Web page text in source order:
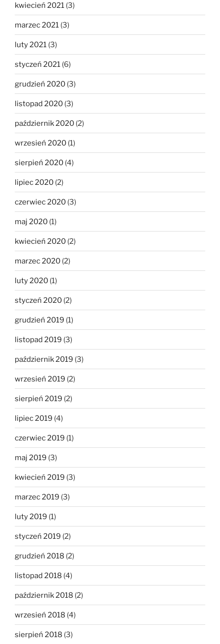
kwiecień 2021 (3)
marzec 2021 (3)
luty 2021 (3)
styczeń 2021 (6)
grudzień 2020 (3)
listopad 2020 (3)
październik 2020 (2)
wrzesień 2020 (1)
sierpień 2020 (4)
lipiec 2020 (2)
czerwiec 2020 (3)
maj 2020 (1)
kwiecień 2020 (2)
marzec 2020 (2)
luty 2020 (1)
styczeń 2020 (2)
grudzień 2019 (1)
listopad 2019 (3)
październik 2019 (3)
wrzesień 2019 (2)
sierpień 2019 (2)
lipiec 2019 (4)
czerwiec 2019 (1)
maj 2019 (3)
kwiecień 2019 (3)
marzec 2019 (3)
luty 2019 (1)
styczeń 2019 (2)
grudzień 2018 (2)
listopad 2018 (4)
październik 2018 (2)
wrzesień 2018 (4)
sierpień 2018 (3)